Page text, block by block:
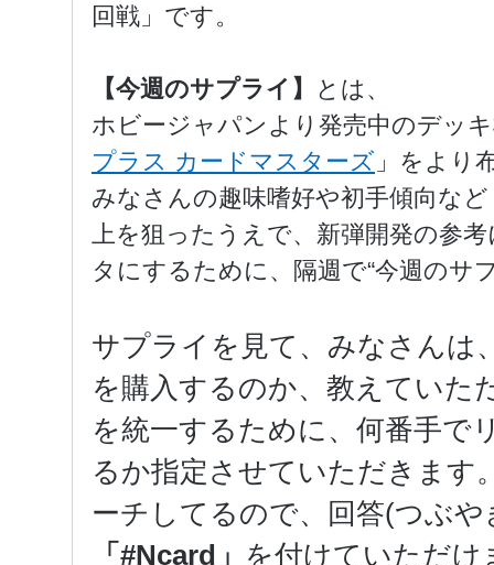
回戦」です。
【今週のサプライ】
とは、
ホビージャパンより発売中のデッ
プラス カードマスターズ 」をより
みなさんの趣味嗜好や初手傾向な
上を狙ったうえで、新弾開発の参
タにするために、隔週で“今週のサ
サプライを見て、みなさんは
を購入するのか、教えていた
を統一するために、何番手で
るか指定させていただきます
ーチしてるので、回答(つぶ
「#Ncard」
を付けていただ